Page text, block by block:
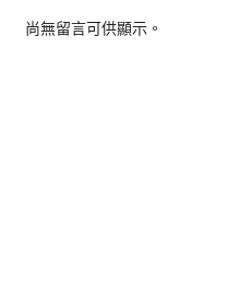
尚無留言可供顯示。